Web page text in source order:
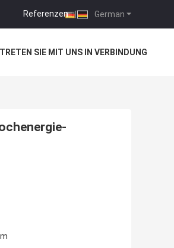
German
Referenzen |
TRETEN SIE MIT UNS IN VERBINDUNG